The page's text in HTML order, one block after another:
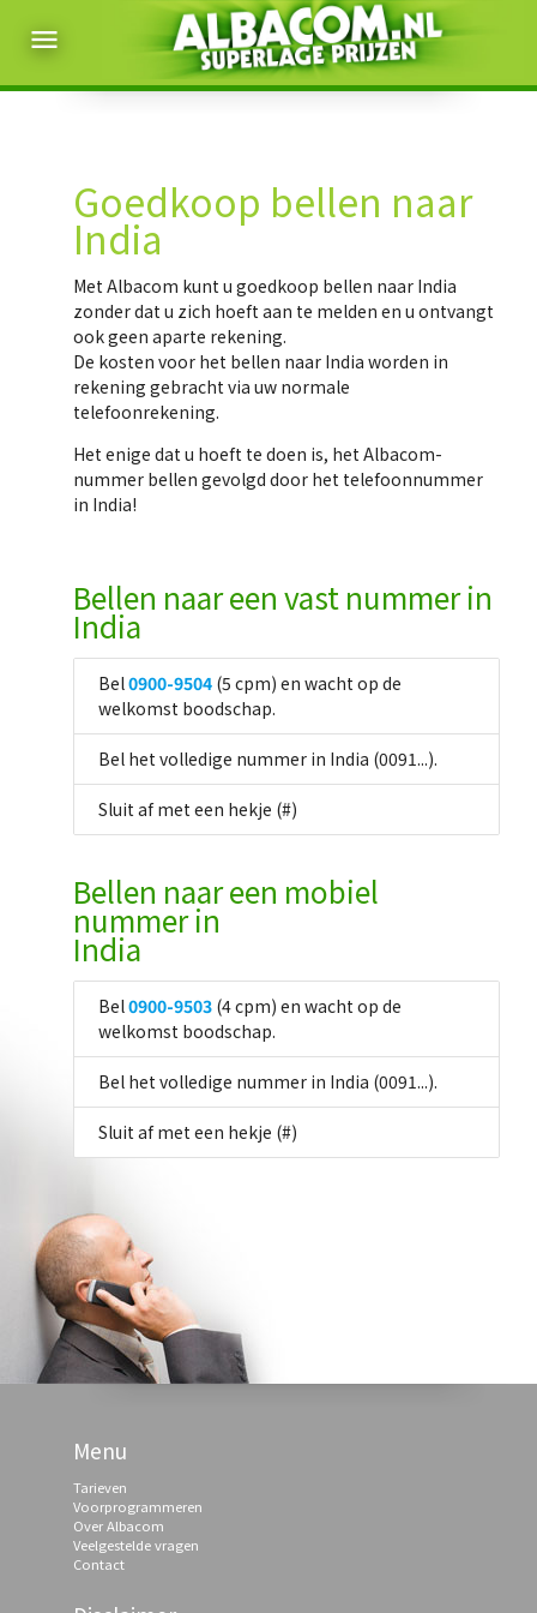
menu
Goedkoop bellen naar
India
Met Albacom kunt ugoedkoop bellen naar India
zonder dat u zich hoeft aan te melden en u ontvangt
ook geen aparte rekening.
De kosten voor het bellen naar India worden in
rekening gebracht via uw normale
telefoonrekening.
Het enige dat u hoeft te doen is, het Albacom-
nummer bellen gevolgd door het telefoonnummer
in India!
Bellen naar een vast nummer in
India
Bel0900-9504 (5 cpm) en wacht op de
welkomst boodschap.
Bel het volledige nummer in India (0091...).
Sluit af met een hekje (#)
Bellen naar een mobiel
nummer in
India
Bel0900-9503 (4 cpm) en wacht op de
welkomst boodschap.
Bel het volledige nummer in India (0091...).
Sluit af met een hekje (#)
Menu
Tarieven
Voorprogrammeren
Over Albacom
Veelgestelde vragen
Contact